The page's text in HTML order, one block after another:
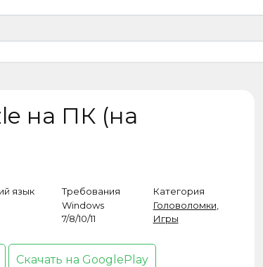
на ПК (на
язык
Требования
Windows
7/8/10/11
Категория
Головоломки
Игры
Скачать на GooglePlay